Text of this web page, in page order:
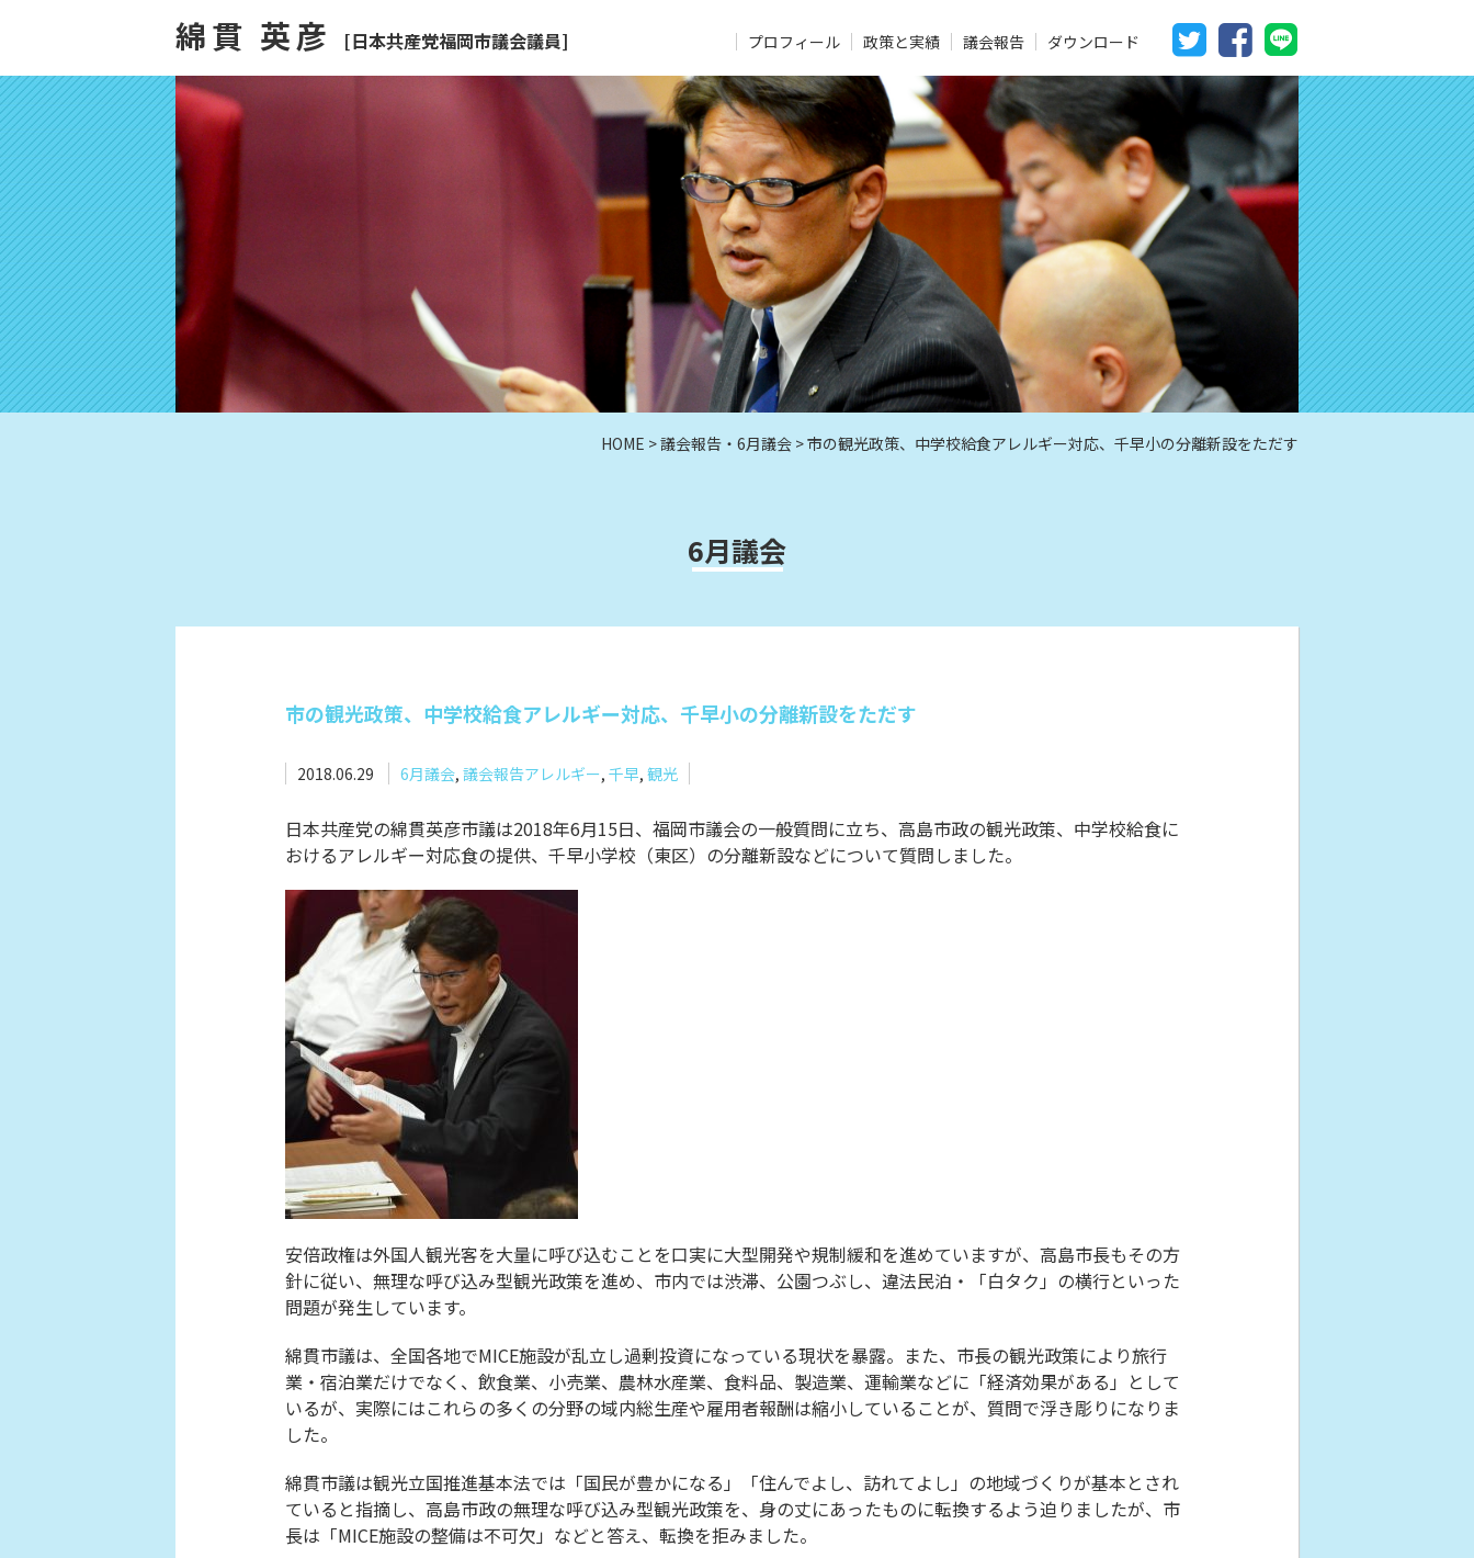
綿貫 英彦 [日本共産党福岡市議会議員] プロフィール 政策と実績 議会報告 ダウンロード
HOME >議会報告 ・ 6月議会 > 市の観光政策、中学校給食アレルギー対応、千早小の分離新設をただす
6月議会
市の観光政策、中学校給食アレルギー対応、千早小の分離新設をただす
2018.06.29 6月議会, 議会報告アレルギー, 千早, 観光
日本共産党の綿貫英彦市議は2018年6月15日、福岡市議会の一般質問に立ち、高島市政の観光政策、中学校給食に
おけるアレルギー対応食の提供、千早小学校（東区）の分離新設などについて質問しました。
安倍政権は外国人観光客を大量に呼び込むことを口実に大型開発や規制緩和を進めていますが、高島市長もその方
針に従い、無理な呼び込み型観光政策を進め、市内では渋滞、公園つぶし、違法民泊・「白タク」の横行といった
問題が発生しています。
綿貫市議は、全国各地でMICE施設が乱立し過剰投資になっている現状を暴露。また、市長の観光政策により旅行
業・宿泊業だけでなく、飲食業、小売業、農林水産業、食料品、製造業、運輸業などに「経済効果がある」として
いるが、実際にはこれらの多くの分野の域内総生産や雇用者報酬は縮小していることが、質問で浮き彫りになりま
した。
綿貫市議は観光立国推進基本法では「国民が豊かになる」「住んでよし、訪れてよし」の地域づくりが基本とされ
ていると指摘し、高島市政の無理な呼び込み型観光政策を、身の丈にあったものに転換するよう迫りましたが、市
長は「MICE施設の整備は不可欠」などと答え、転換を拒みました。